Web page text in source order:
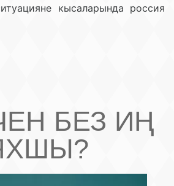
кысаларында россия
БЕЗ ИҢ